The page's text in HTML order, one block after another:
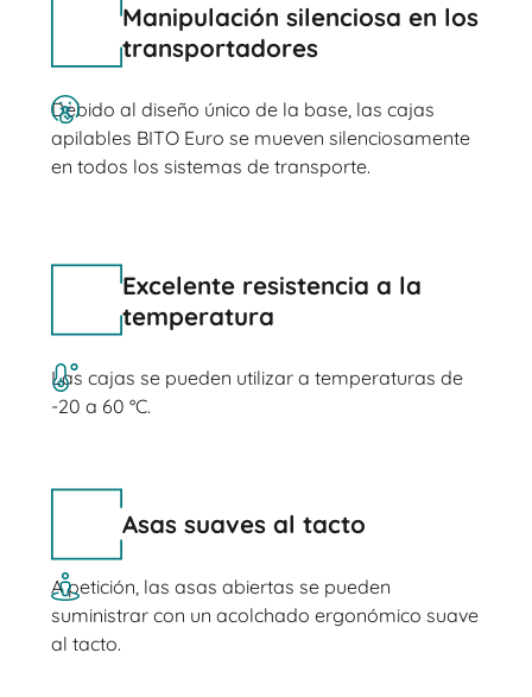
Manipulación silenciosa en los
transportadores
Debido al diseño único de la base, las cajas
apilables BITO Euro se mueven silenciosamente
en todos los sistemas de transporte.
Excelente resistencia a la
temperatura
Las cajas se pueden utilizar a temperaturas de
-20 a 60 °C.
Asas suaves al tacto
A petición, las asas abiertas se pueden
suministrar con un acolchado ergonómico suave
al tacto.